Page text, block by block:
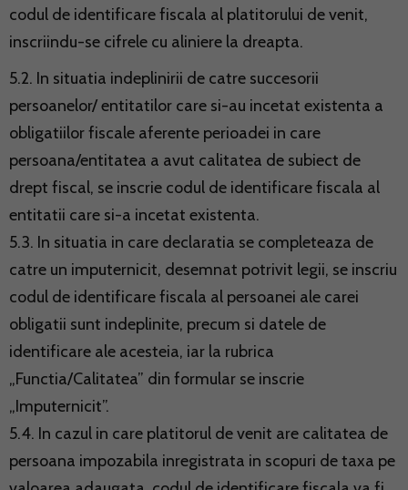
codul de identificare fiscala al platitorului de venit,
inscriindu-se cifrele cu aliniere la dreapta.
5.2. In situatia indeplinirii de catre succesorii
persoanelor/ entitatilor care si-au incetat existenta a
obligatiilor fiscale aferente perioadei in care
persoana/entitatea a avut calitatea de subiect de
drept fiscal, se inscrie codul de identificare fiscala al
entitatii care si-a incetat existenta.
5.3. In situatia in care declaratia se completeaza de
catre un imputernicit, desemnat potrivit legii, se inscriu
codul de identificare fiscala al persoanei ale carei
obligatii sunt indeplinite, precum si datele de
identificare ale acesteia, iar la rubrica
„Functia/Calitatea” din formular se inscrie
„Imputernicit”.
5.4. In cazul in care platitorul de venit are calitatea de
persoana impozabila inregistrata in scopuri de taxa pe